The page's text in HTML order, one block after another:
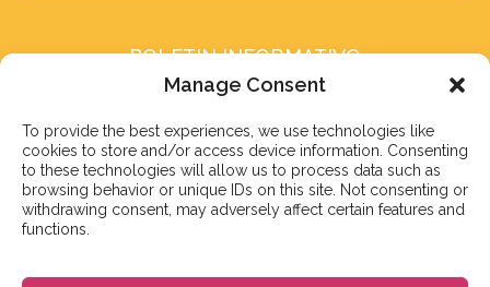
Manage Consent
To provide the best experiences, we use technologies like
cookies to store and/or access device information. Consenting
to these technologies will allow us to process data such as
browsing behavior or unique IDs on this site. Not consenting or
withdrawing consent, may adversely affect certain features and
functions.
BOLETIN INFORMATIVO
Suscríbete a nuestro boletín
Suscribirse